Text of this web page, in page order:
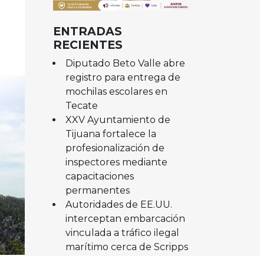
ENTRADAS
RECIENTES
Diputado Beto Valle abre
registro para entrega de
mochilas escolares en
Tecate
XXV Ayuntamiento de
Tijuana fortalece la
profesionalización de
inspectores mediante
capacitaciones
permanentes
Autoridades de EE.UU.
interceptan embarcación
vinculada a tráfico ilegal
marítimo cerca de Scripps